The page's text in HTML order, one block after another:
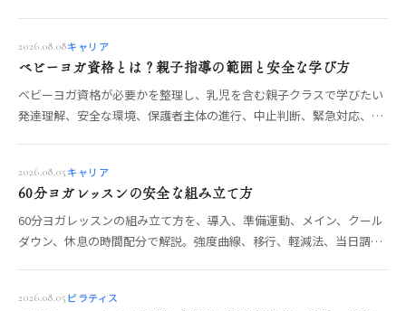
2026.08.08キャリア
ベビーヨガ資格とは？親子指導の範囲と安全な学び方
ベビーヨガ資格が必要かを整理し、乳児を含む親子クラスで学びたい
発達理解、安全な環境、保護者主体の進行、中止判断、緊急対応、実
2026.08.05 キャリア
60分ヨガレッスンの安全な組み立て方
60分ヨガレッスンの組み立て方を、導入、準備運動、メイン、クール
ダウン、休息の時間配分で解説。強度曲線、移行、軽減法、当日調
2026.08.05 ピラティス